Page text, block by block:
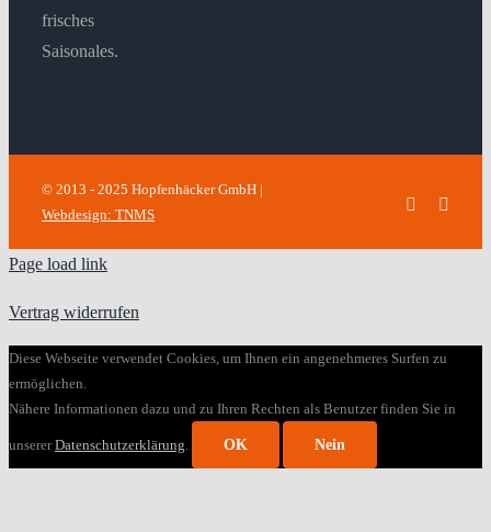
frisches
Saisonales.
© 2013 - 2025 Hopfenhäcker GmbH |
Webdesign: TNMS
Facebook
Page load link
Vertrag widerrufen
Diese Webseite verwendet Cookies, um Ihnen ein angenehmeres Surfen zu
ermöglichen.
Nähere Informationen dazu und zu Ihren Rechten als Benutzer finden Sie in
unsererDatenschutzerklärung. OK Nein